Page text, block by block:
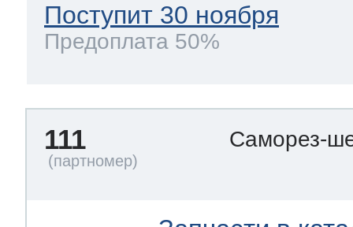
Поступит 30 ноября
Предоплата 50%
111 Саморез-